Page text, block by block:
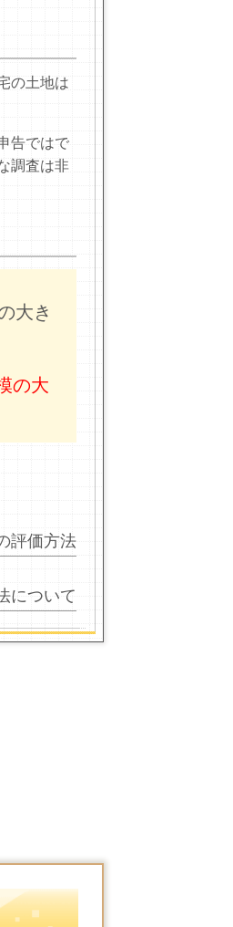
の土地は
告ではで
調査は非
大き
の大
評価方法
について